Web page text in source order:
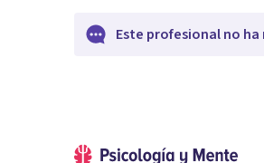
Este profesional no